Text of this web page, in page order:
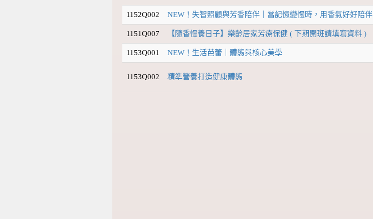
1152Q002 NEW！失智照顧與芳香陪伴｜當記憶變慢時，用香氣好好陪伴
1151Q007 【隨香慢養日子】樂齡居家芳療保健 ( 下期開班請填寫資料 )
1153Q001 NEW！生活芭蕾｜體態與核心美學
1153Q002 精準營養打造健康體態